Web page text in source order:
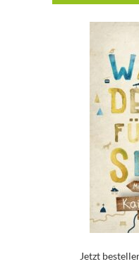
Jetzt